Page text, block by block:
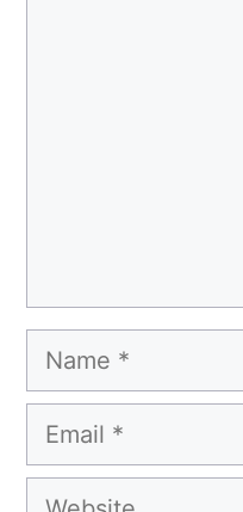
Name
Email
Website